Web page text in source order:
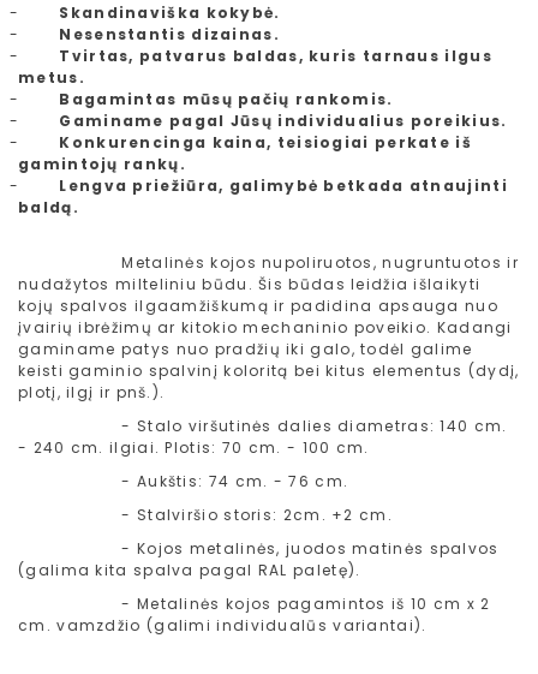
-
Skandinaviška kokybė.
-
Nesenstantis dizainas.
-
Tvirtas, patvarus baldas, kuris tarnaus ilgus
metus.
-
Bagamintas mūsų pačių rankomis.
-
Gaminame pagal Jūsų individualius poreikius.
-
Konkurencinga kaina, teisiogiai perkate iš
gamintojų rankų.
-
Lengva priežiūra, galimybė betkada atnaujinti
baldą.
Metalinės kojos nupoliruotos, nugruntuotos ir
nudažytos milteliniu būdu. Šis būdas leidžia išlaikyti
kojų spalvos ilgaamžiškumą ir padidina apsauga nuo
įvairių ibrėžimų ar kitokio mechaninio poveikio. Kadangi
gaminame patys nuo pradžių iki galo, todėl galime
keisti gaminio spalvinį koloritą bei kitus elementus (dydį,
plotį, ilgį ir pnš.).
- Stalo viršutinės dalies diametras: 140 cm.
- 240 cm. ilgiai. Plotis: 70 cm. - 100 cm.
- Aukštis: 74 cm. - 76 cm.
- Stalviršio storis: 2cm. +2 cm.
- Kojos metalinės, juodos matinės spalvos
(galima kita spalva pagal RAL paletę).
- Metalinės kojos pagamintos iš 10 cm x 2
cm. vamzdžio (galimi individualūs variantai).